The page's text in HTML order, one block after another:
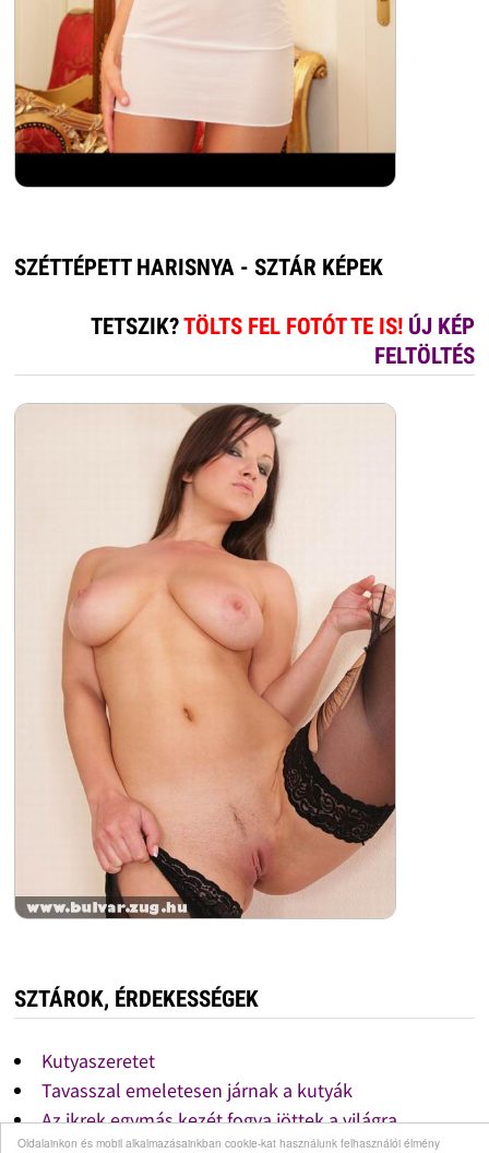
Oldalainkon és mobil alkalmazásainkban cookie-kat használunk felhasználói élmény
SZÉTTÉPETT HARISNYA - SZTÁR KÉPEK
TETSZIK?TÖLTS FEL FOTÓT TE IS! ÚJ KÉP
FELTÖLTÉS
SZTÁROK, ÉRDEKESSÉGEK
Kutyaszeretet
Tavasszal emeletesen járnak a kutyák
Az ikrek egymás kezét fogva jöttek a világra